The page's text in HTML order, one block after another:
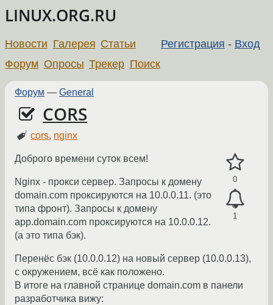
LINUX.ORG.RU
Регистрация - Вход
Новости Галерея Статьи
Форум Опросы Трекер Поиск
Форум — General
CORS
cors, nginx
0
1
Доброго времени суток всем!
Nginx - прокси сервер. Запросы к домену
domain.com проксируются на 10.0.0.11. (это
типа фронт). Запросы к домену
app.domain.com проксируются на 10.0.0.12.
(а это типа бэк).
Перенёс бэк (10.0.0.12) на новый сервер (10.0.0.13),
с окружением, всё как положено.
В итоге на главной странице domain.com в панели
разработчика вижу: